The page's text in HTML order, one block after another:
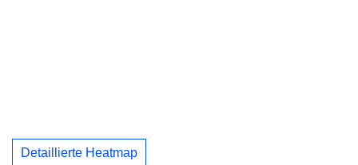
Detaillierte Heatmap